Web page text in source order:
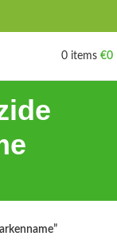
0 items €0